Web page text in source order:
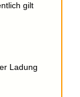
gilt
Ladung